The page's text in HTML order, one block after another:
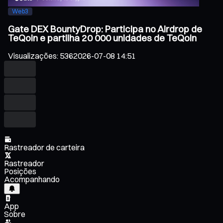
Web3
Gate DEX BountyDrop: Participa no Airdrop de
TeQoin e partilha 20 000 unidades de TeQoin
Visualizações: 5362026-07-08 14:51
Rastreador de carteira
Rastreador
Posições
Acompanhando
App
Sobre